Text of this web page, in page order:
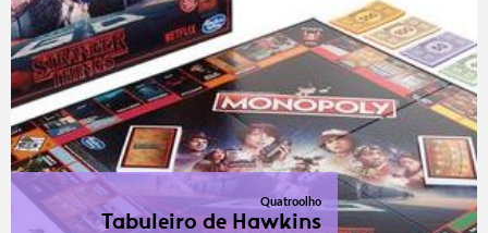
Quatroolho
Tabuleiro de Hawkins